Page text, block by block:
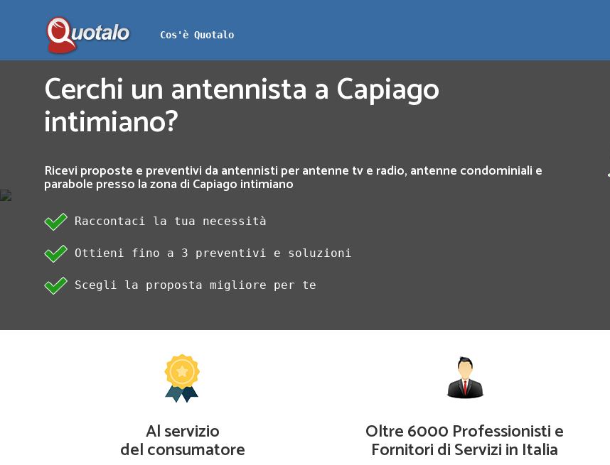
Cos'è Quotalo
Cerchi un antennista a Capiago
intimiano?
Ricevi proposte e preventivi da antennisti per antenne tv e radio, antenne condominiali e
parabole presso la zona di Capiago intimiano
Raccontaci la tua necessità
Ottieni fino a 3 preventivi e soluzioni
Scegli la proposta migliore per te
Al servizio
del consumatore
Oltre 6000 Professionisti e
Fornitori di Servizi in Italia